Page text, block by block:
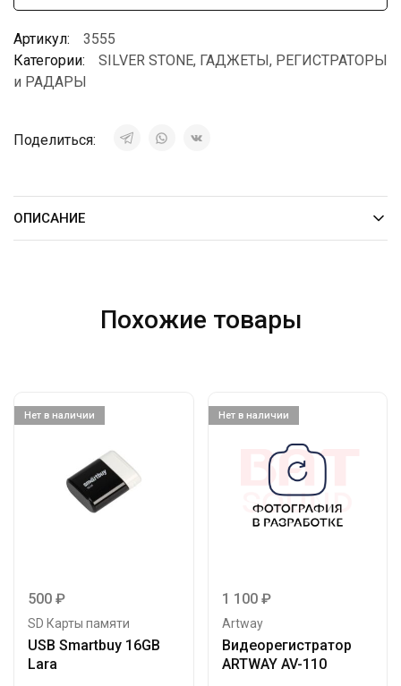
Артикул:
3555
Категории:
SILVER STONE, ГАДЖЕТЫ, РЕГИСТРАТОРЫ
и РАДАРЫ
Поделиться:
ОПИСАНИЕ
Похожие товары
Нет в наличии
500 ₽
SD Карты памяти
USB Smartbuy 16GB
Lara
Нет в наличии
1 100 ₽
Artway
Видеорегистратор
ARTWAY AV-110